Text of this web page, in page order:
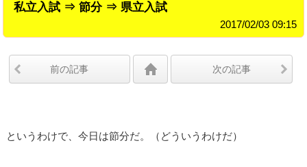
私立入試 ⇒ 節分 ⇒ 県立入試
2017/02/03 09:15
前の記事 次の記事
というわけで、今日は節分だ。（どういうわけだ）